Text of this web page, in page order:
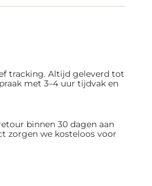
tracking. Altijd geleverd tot
met 3–4 uur tijdvak en
binnen 30 dagen aan
zorgen we kosteloos voor